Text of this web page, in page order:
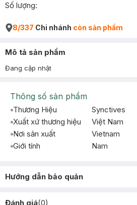
Số lượng:
8/337 Chi nhánh còn sản phẩm
Mô tả sản phẩm
Đang cập nhật
Thông số sản phẩm
Thương Hiệu
Synctives
Xuất xứ thương hiệu
Việt Nam
Nơi sản xuất
Vietnam
Giới tính
Nam
Hướng dẫn bảo quản
Đánh giá(0)